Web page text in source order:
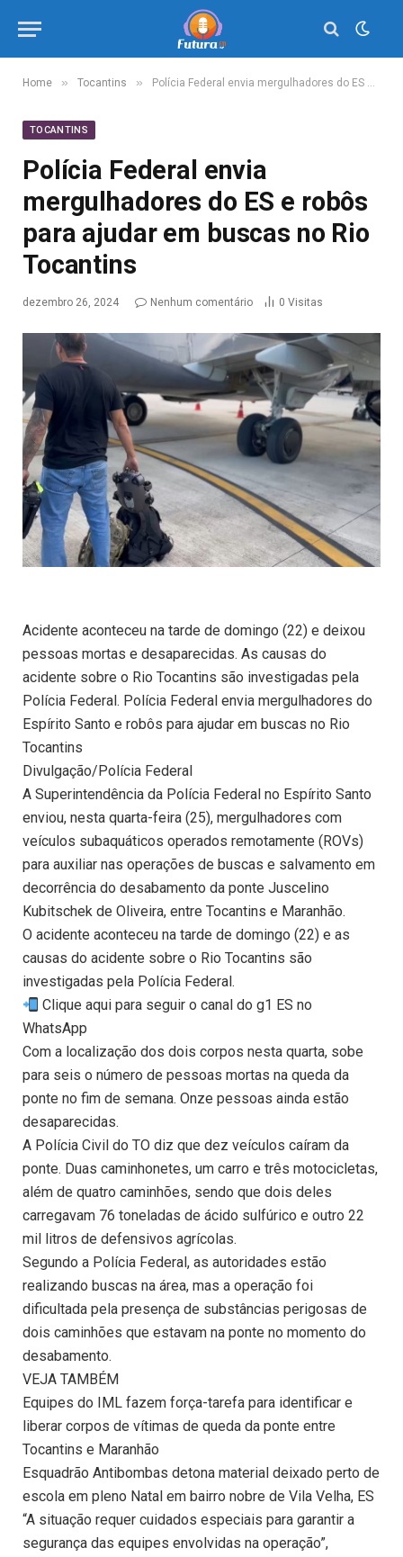
Home » Tocantins » Polícia Federal envia mergulhadores do ES e robôs para ajudar em buscas no Rio Tocantins
TOCANTINS
Polícia Federal envia
mergulhadores do ES e robôs
para ajudar em buscas no Rio
Tocantins
dezembro 26, 2024 Nenhum comentário 0 Visitas
Acidente aconteceu na tarde de domingo (22) e deixou
pessoas mortas e desaparecidas. As causas do
acidente sobre o Rio Tocantins são investigadas pela
Polícia Federal. Polícia Federal envia mergulhadores do
Espírito Santo e robôs para ajudar em buscas no Rio
Tocantins
Divulgação/Polícia Federal
A Superintendência da Polícia Federal no Espírito Santo
enviou, nesta quarta-feira (25), mergulhadores com
veículos subaquáticos operados remotamente (ROVs)
para auxiliar nas operações de buscas e salvamento em
decorrência do desabamento da ponte Juscelino
Kubitschek de Oliveira, entre Tocantins e Maranhão.
O acidente aconteceu na tarde de domingo (22) e as
causas do acidente sobre o Rio Tocantins são
investigadas pela Polícia Federal.
Clique aqui para seguir o canal do g1 ES no
WhatsApp
Com a localização dos dois corpos nesta quarta, sobe
para seis o número de pessoas mortas na queda da
ponte no fim de semana. Onze pessoas ainda estão
desaparecidas.
A Polícia Civil do TO diz que dez veículos caíram da
ponte. Duas caminhonetes, um carro e três motocicletas,
além de quatro caminhões, sendo que dois deles
carregavam 76 toneladas de ácido sulfúrico e outro 22
mil litros de defensivos agrícolas.
Segundo a Polícia Federal, as autoridades estão
realizando buscas na área, mas a operação foi
dificultada pela presença de substâncias perigosas de
dois caminhões que estavam na ponte no momento do
desabamento.
VEJA TAMBÉM
Equipes do IML fazem força-tarefa para identificar e
liberar corpos de vítimas de queda da ponte entre
Tocantins e Maranhão
Esquadrão Antibombas detona material deixado perto de
escola em pleno Natal em bairro nobre de Vila Velha, ES
“A situação requer cuidados especiais para garantir a
segurança das equipes envolvidas na operação”,